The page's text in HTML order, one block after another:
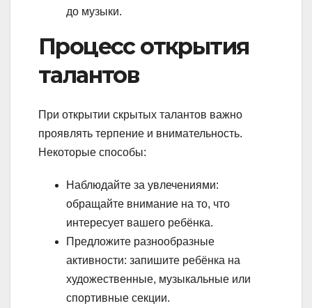
до музыки.
Процесс открытия
талантов
При открытии скрытых талантов важно
проявлять терпение и внимательность.
Некоторые способы:
Наблюдайте за увлечениями:
обращайте внимание на то, что
интересует вашего ребёнка.
Предложите разнообразные
активности: запишите ребёнка на
художественные, музыкальные или
спортивные секции.